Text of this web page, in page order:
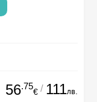
56.75
€ / 111лв.